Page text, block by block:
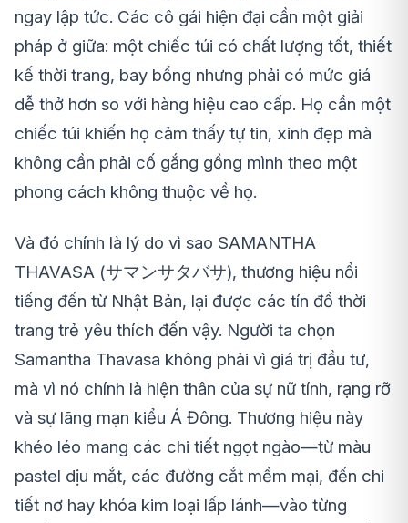
ngay lập tức. Các cô gái hiện đại cần một giải
pháp ở giữa: một chiếc túi có chất lượng tốt, thiết
kế thời trang, bay bổng nhưng phải có mức giá
dễ thở hơn so với hàng hiệu cao cấp. Họ cần một
chiếc túi khiến họ cảm thấy tự tin, xinh đẹp mà
không cần phải cố gắng gồng mình theo một
phong cách không thuộc về họ.
Và đó chính là lý do vì sao SAMANTHA
THAVASA (サマンサタバサ), thương hiệu nổi
tiếng đến từ Nhật Bản, lại được các tín đồ thời
trang trẻ yêu thích đến vậy. Người ta chọn
Samantha Thavasa không phải vì giá trị đầu tư,
mà vì nó chính là hiện thân của sự nữ tính, rạng rỡ
và sự lãng mạn kiểu Á Đông. Thương hiệu này
khéo léo mang các chi tiết ngọt ngào—từ màu
pastel dịu mắt, các đường cắt mềm mại, đến chi
tiết nơ hay khóa kim loại lấp lánh—vào từng